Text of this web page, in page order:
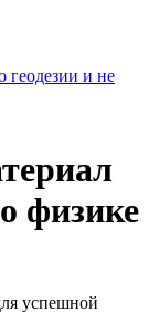
и не
физике
успешной